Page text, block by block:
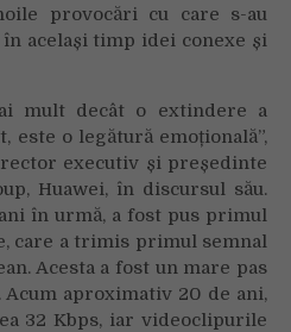
provocări cu care s-au
același timp idei conexe și
mult decât o extindere a
o legătură emoțională”,
executiv și președinte
Huawei, în discursul său.
în urmă, a fost pus primul
care a trimis primul semnal
Acesta a fost un mare pas
aproximativ 20 de ani,
32 Kbps, iar videoclipurile